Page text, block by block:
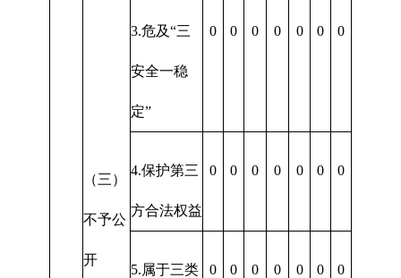
（三）
不予公
开
3.危及“三
安全一稳
定”
0 0 0 0 0 0 0
4.保护第三
方合法权益
0 0 0 0 0 0 0
5.属于三类 0 0 0 0 0 0 0